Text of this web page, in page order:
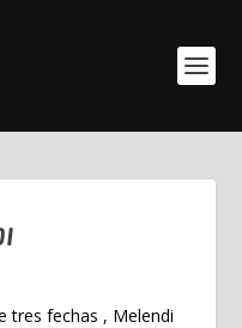
tres fechas , Melendi